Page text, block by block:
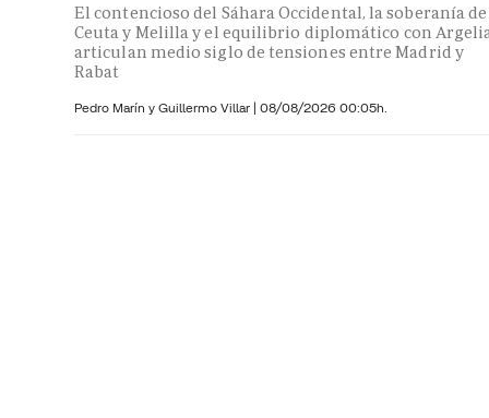
El contencioso del Sáhara Occidental, la soberanía de
Ceuta y Melilla y el equilibrio diplomático con
articulan medio siglo de tensiones entre Madrid y
Rabat
Pedro Marín y Guillermo Villar | 08/08/2026 00:05h.